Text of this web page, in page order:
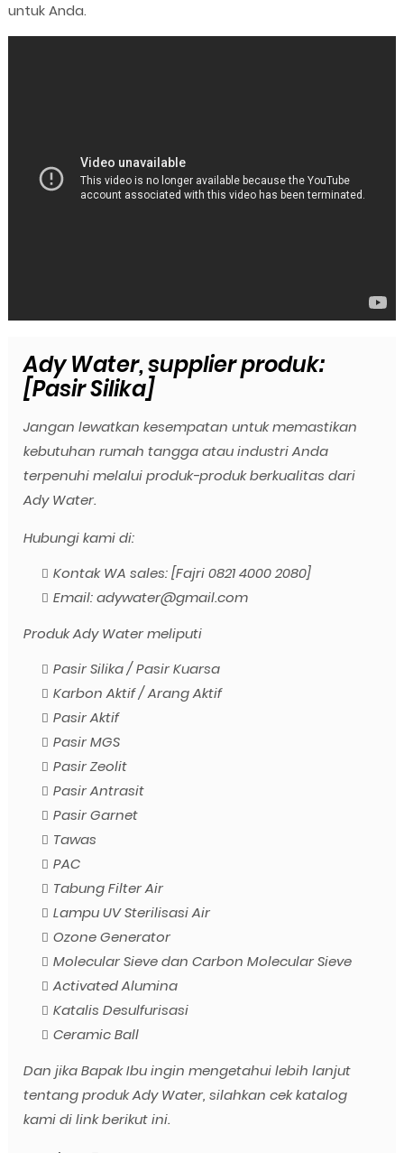
untuk Anda.
Ady Water, supplier produk:
[Pasir Silika]
Jangan lewatkan kesempatan untuk memastikan
kebutuhan rumah tangga atau industri Anda
terpenuhi melalui produk-produk berkualitas dari
Ady Water.
Hubungi kami di:
Kontak WA sales: [Fajri 0821 4000 2080]
Email: adywater@gmail.com
Produk Ady Water meliputi
Pasir Silika / Pasir Kuarsa
Karbon Aktif / Arang Aktif
Pasir Aktif
Pasir MGS
Pasir Zeolit
Pasir Antrasit
Pasir Garnet
Tawas
PAC
Tabung Filter Air
Lampu UV Sterilisasi Air
Ozone Generator
Molecular Sieve dan Carbon Molecular Sieve
Activated Alumina
Katalis Desulfurisasi
Ceramic Ball
Dan jika Bapak Ibu ingin mengetahui lebih lanjut
tentang produk Ady Water, silahkan cek katalog
kami di link berikut ini.